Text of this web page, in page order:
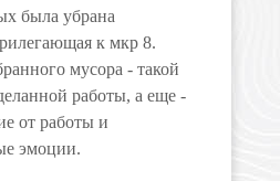
была убрана
к мкр 8.
мусора - такой
работы, а еще -
от работы и
эмоции.